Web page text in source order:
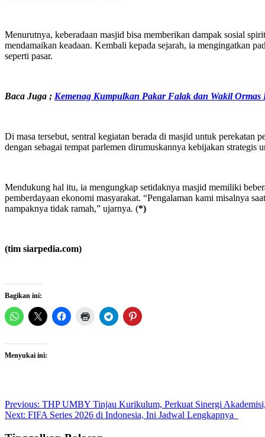
Menurutnya, keberadaan masjid bisa memberikan dampak sosial
mendamaikan keadaan. Kembali kepada sejarah, ia mengingatkan
seperti pasar.
Baca Juga ; Kemenag Kumpulkan Pakar Falak dan Wakil
Di masa tersebut, sentral kegiatan berada di masjid untuk perekatan
dengan sebagai tempat parlemen dirumuskannya kebijakan
Mendukung hal itu, ia mengungkap setidaknya masjid memiliki
pemberdayaan ekonomi masyarakat. “Pengalaman kami misalnya
nampaknya tidak ramah,” ujarnya. (*)
(tim siarpedia.com)
Bagikan ini:
Menyukai ini:
Post
navigation
Previous: THP UMBY Tinjau Kurikulum, Perkuat Sinergi
Next: FIFA Series 2026 di Indonesia, Ini Jadwal Lengkapnya